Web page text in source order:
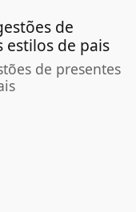
de
de pais
de presentes